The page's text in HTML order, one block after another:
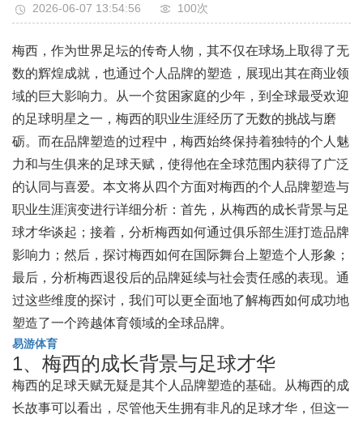
2026-06-07 13:54:56 100次
梅西，作为世界足坛的传奇人物，其不仅在球场上取得了无
数的辉煌成就，也通过个人品牌的塑造，展现出其在商业领
域的巨大影响力。从一个贫困家庭的少年，到全球最受欢迎
的足球明星之一，梅西的职业生涯经历了无数的挑战与磨
砺。而在品牌塑造的过程中，梅西始终保持着独特的个人魅
力和与生俱来的足球天赋，使得他在全球范围内获得了广泛
的认同与喜爱。本文将从四个方面对梅西的个人品牌塑造与
职业生涯演变进行详细分析：首先，从梅西的成长背景与足
球才华谈起；接着，分析梅西如何通过俱乐部生涯打造品牌
影响力；然后，探讨梅西如何在国际舞台上塑造个人形象；
最后，分析梅西退役后的品牌延续与社会责任感的表现。通
过这些维度的探讨，我们可以更全面地了解梅西如何成功地
塑造了一个跨越体育领域的全球品牌。
易游体育
1、梅西的成长背景与足球才华
梅西的足球天赋无疑是其个人品牌塑造的基础。从梅西的成
长故事可以看出，尽管他天生拥有非凡的足球才华，但这一